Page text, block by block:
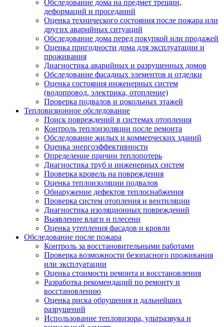
Обследование дома на предмет трещин,
деформаций и проседаний
Оценка технического состояния после пожара или
других аварийных ситуаций
Обследование дома перед покупкой или продажей
Оценка пригодности дома для эксплуатации и
проживания
Диагностика аварийных и разрушенных домов
Обследование фасадных элементов и отделки
Оценка состояния инженерных систем
(водопровод, электрика, отопление)
Проверка подвалов и цокольных этажей
Тепловизионное обследование
Поиск повреждений в системах отопления
Контроль теплоизоляции после ремонта
Обследование жилых и коммерческих зданий
Оценка энергоэффективности
Определение причин теплопотерь
Диагностика труб и инженерных систем
Проверка кровель на повреждения
Оценка теплоизоляции подвалов
Обнаружение дефектов теплоснабжения
Проверка систем отопления и вентиляции
Диагностика изоляционных повреждений
Выявление влаги и плесени
Оценка утепления фасадов и кровли
Обследование после пожара
Контроль за восстановительными работами
Проверка возможности безопасного проживания
или эксплуатации
Оценка стоимости ремонта и восстановления
Разработка рекомендаций по ремонту и
восстановлению
Оценка риска обрушения и дальнейших
разрушений
Использование тепловизора, ультразвука и